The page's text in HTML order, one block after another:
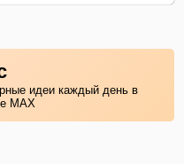
идеи каждый день в
MAX